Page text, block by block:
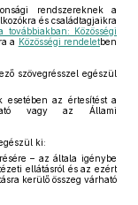
rendszereknek a
és családtagjaikra
továbbiakban: Közösségi
a Közösségi rendeletben
szövegrésszel egészül
esetében az értesítést a
vagy az Állami
ki:
– az általa igénybe
ellátásról és az ezért
kerülő összeg várható